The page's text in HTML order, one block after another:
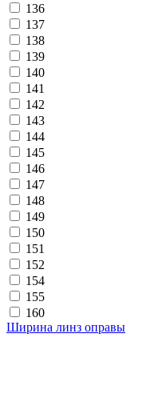
136
137
138
139
140
141
142
143
144
145
146
147
148
149
150
151
152
154
155
160
Ширина линз оправы